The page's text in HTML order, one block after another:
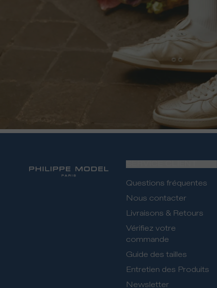
Questions fréquentes
Nous contacter
Livraisons & Retours
Vérifiez votre
commande
Guide des tailles
Entretien des Produits
Newsletter